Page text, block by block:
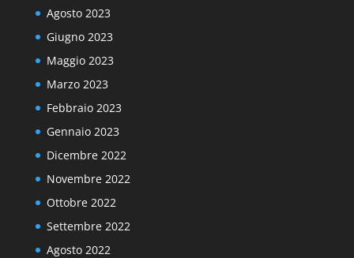
Agosto 2023
Giugno 2023
Maggio 2023
Marzo 2023
Febbraio 2023
Gennaio 2023
Dicembre 2022
Novembre 2022
Ottobre 2022
Settembre 2022
Agosto 2022